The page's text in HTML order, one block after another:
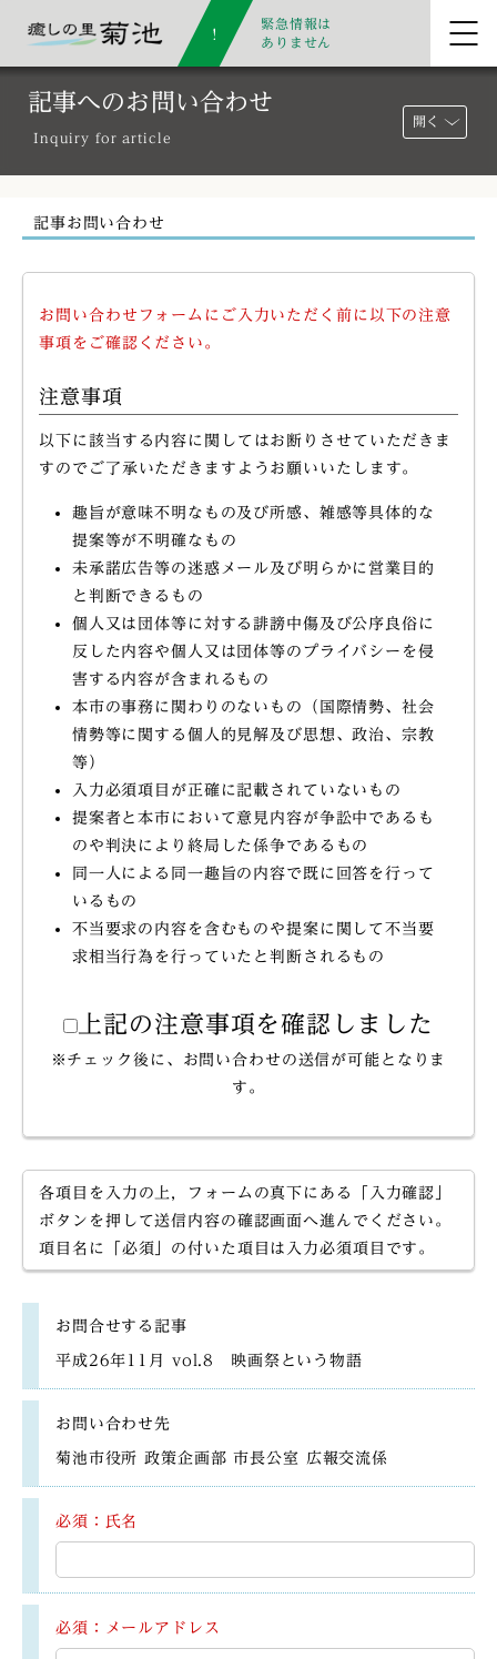
緊急情報は
ありません
記事へのお問い合わせ
Inquiry for article
開く
記事お問い合わせ
お問い合わせフォームにご入力いただく前に以下の注意
事項をご確認ください。
注意事項
以下に該当する内容に関してはお断りさせていただきま
すのでご了承いただきますようお願いいたします。
趣旨が意味不明なもの及び所感、雑感等具体的な
提案等が不明確なもの
未承諾広告等の迷惑メール及び明らかに営業目的
と判断できるもの
個人又は団体等に対する誹謗中傷及び公序良俗に
反した内容や個人又は団体等のプライバシーを侵
害する内容が含まれるもの
本市の事務に関わりのないもの（国際情勢、社会
情勢等に関する個人的見解及び思想、政治、宗教
等）
入力必須項目が正確に記載されていないもの
提案者と本市において意見内容が争訟中であるも
のや判決により終局した係争であるもの
同一人による同一趣旨の内容で既に回答を行って
いるもの
不当要求の内容を含むものや提案に関して不当要
求相当行為を行っていたと判断されるもの
上記の注意事項を確認しました
※チェック後に、お問い合わせの送信が可能となりま
す。
各項目を入力の上，フォームの真下にある「入力確認」
ボタンを押して送信内容の確認画面へ進んでください。
項目名に「必須」の付いた項目は入力必須項目です。
お問合せする記事
平成26年11月 vol.8 映画祭という物語
お問い合わせ先
菊池市役所 政策企画部 市長公室 広報交流係
必須：氏名
必須：メールアドレス